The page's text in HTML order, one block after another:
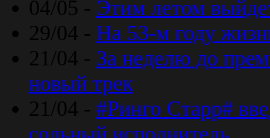
04/05 - Этим летом
29/04 - На 53-м году
21/04 - За неделю до
новый трек
21/04 - #Ринго Старр#